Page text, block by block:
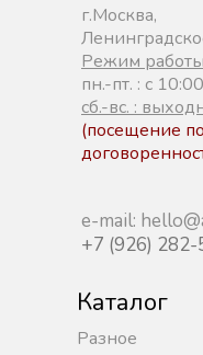
Каталог
г.Москва,
Режим работы
пн.-пт. : с
сб.-вс. :
(посещение
e-mail:
+7 (926)
Разное